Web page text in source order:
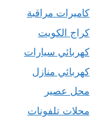
كاميرات مراقبة
كراج الكويت
كهربائي سيارات
كهربائي منازل
محل عصير
محلات تلفونات